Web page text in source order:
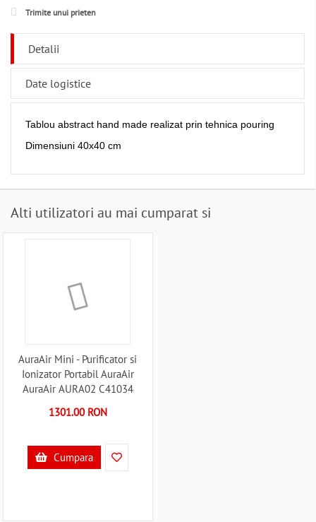
Trimite unui prieten
Detalii
Date logistice
Tablou abstract hand made realizat prin tehnica pouring
Dimensiuni 40x40 cm
Alti utilizatori au mai cumparat si
AuraAir Mini - Purificator si
Ionizator Portabil AuraAir
AuraAir AURA02 C41034
1301.00 RON
Cumpara